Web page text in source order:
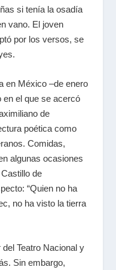
si tenía la osadía
vano. El joven
por los versos, se
en México –de enero
en el que se acercó
de
poética como
Comidas,
algunas ocasiones
de
“Quien no ha
no ha visto la tierra
Teatro Nacional y
Sin embargo,